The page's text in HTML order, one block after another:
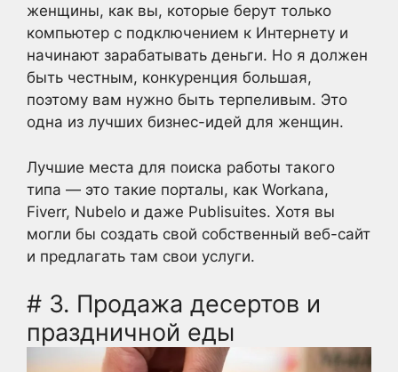
женщины, как вы, которые берут только
компьютер с подключением к Интернету и
начинают зарабатывать деньги. Но я должен
быть честным, конкуренция большая,
поэтому вам нужно быть терпеливым. Это
одна из лучших бизнес-идей для женщин.
Лучшие места для поиска работы такого
типа — это такие порталы, как Workana,
Fiverr, Nubelo и даже Publisuites. Хотя вы
могли бы создать свой собственный веб-сайт
и предлагать там свои услуги.
# 3. Продажа десертов и
праздничной еды